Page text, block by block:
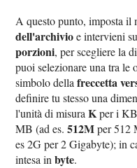
A questo punto, imposta il
dell'archivioe intervieni
porzioni, per scegliere la
puoi selezionare una tra le
simbolo dellafreccetta
definire tu stesso una
l'unità di misuraKper i
MB (ad es.512Mper 512
es 2G per 2 Gigabyte); in
intesa inbyte.